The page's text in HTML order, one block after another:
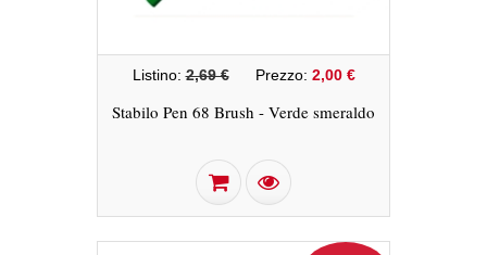
Listino:2,69 €Prezzo: 2,00 €
Stabilo Pen 68 Brush - Verde smeraldo